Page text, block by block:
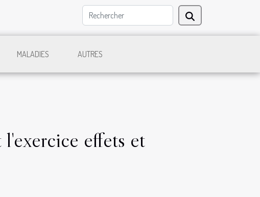
MALADIES AUTRES
l'exercice effets et